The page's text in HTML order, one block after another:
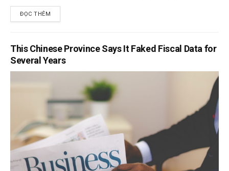
ĐỌC THÊM
This Chinese Province Says It Faked Fiscal Data for
Several Years